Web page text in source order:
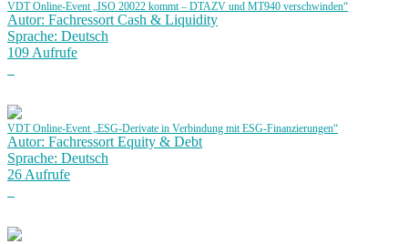
VDT Online-Event „ISO 20022 kommt – DTAZV und MT940 verschwinden“
Autor: Fachressort Cash & Liquidity
Sprache: Deutsch
109 Aufrufe
VDT Online-Event „ESG-Derivate in Verbindung mit ESG-Finanzierungen“
Autor: Fachressort Equity & Debt
Sprache: Deutsch
26 Aufrufe